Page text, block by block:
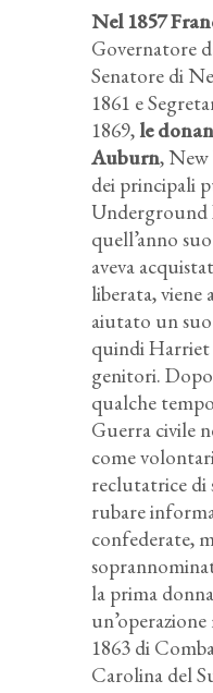
Nel 1857
Governatore
Senatore di
1861 e
1869, le
Auburn, New
dei principali
Underground
quell’anno
aveva
liberata, viene
aiutato un
quindi Harriet
genitori.
qualche
Guerra civile
come
reclutatrice di
rubare
confederate,
la prima
1863 di
Carolina del